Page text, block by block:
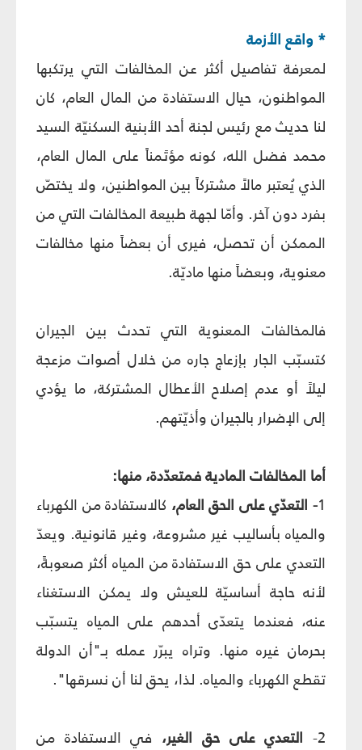
* واقع الأزمة
لمعرفة تفاصيل أكثر عن المخالفات التي يرتكبها
المواطنون، حيال الاستفادة من المال العام، كان
لنا حديث مع رئيس لجنة أحد الأبنية السكنيّة السيد
محمد فضل الله، كونه مؤتَمناً على المال العام،
الذي يُعتبر مالاً مشتركاً بين المواطنين، ولا يختصّ
بفرد دون آخر. وأمّا لجهة طبيعة المخالفات التي من
الممكن أن تحصل، فيرى أن بعضاً منها مخالفات
معنوية، وبعضاً منها ماديّة.
فالمخالفات المعنوية التي تحدث بين الجيران
كتسبّب الجار بإزعاج جاره من خلال أصوات مزعجة
ليلاً أو عدم إصلاح الأعطال المشتركة، ما يؤدي
إلى الإضرار بالجيران وأذيّتهم.
أما المخالفات المادية فمتعدّدة، منها:
1- التعدّي على الحق العام، كالاستفادة من الكهرباء
والمياه بأساليب غير مشروعة، وغير قانونية. ويعدّ
التعدي على حق الاستفادة من المياه أكثر صعوبةً،
لأنه حاجة أساسيّة للعيش ولا يمكن الاستغناء
عنه، فعندما يتعدّى أحدهم على المياه يتسبّب
بحرمان غيره منها. وتراه يبرّر عمله بـ"أن الدولة
تقطع الكهرباء والمياه. لذا، يحق لنا أن نسرقها".
2- التعدي على حق الغير، في الاستفادة من